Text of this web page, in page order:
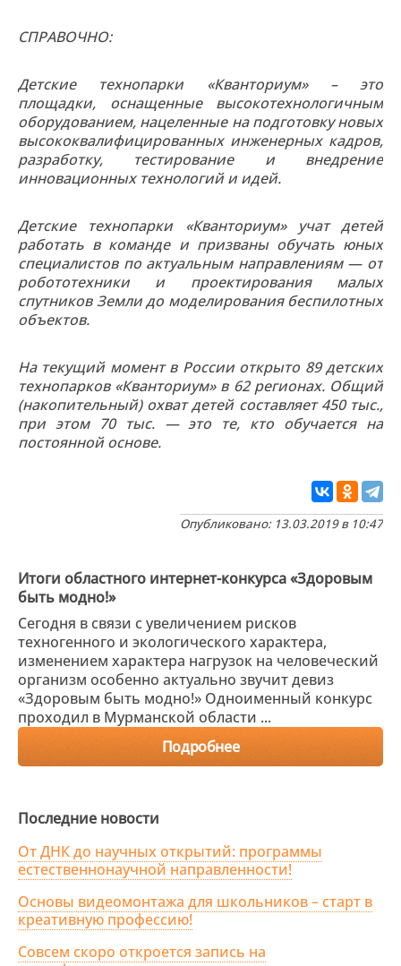
СПРАВОЧНО:
Детские технопарки «Кванториум» – это
площадки, оснащенные высокотехнологичным
оборудованием, нацеленные на подготовку новых
высококвалифицированных инженерных кадров,
разработку, тестирование и внедрение
инновационных технологий и идей.
Детские технопарки «Кванториум» учат детей
работать в команде и призваны обучать юных
специалистов по актуальным направлениям — от
робототехники и проектирования малых
спутников Земли до моделирования беспилотных
объектов.
На текущий момент в России открыто 89 детских
технопарков «Кванториум» в 62 регионах. Общий
(накопительный) охват детей составляет 450 тыс.,
при этом 70 тыс. — это те, кто обучается на
постоянной основе.
Опубликовано: 13.03.2019 в 10:47
Итоги областного интернет-конкурса «Здоровым
быть модно!»
Сегодня в связи с увеличением рисков
техногенного и экологического характера,
изменением характера нагрузок на человеческий
организм особенно актуально звучит девиз
«Здоровым быть модно!» Одноименный конкурс
проходил в Мурманской области ...
Подробнее
Последние новости
От ДНК до научных открытий: программы
естественнонаучной направленности!
Основы видеомонтажа для школьников – старт в
креативную профессию!
Совсем скоро откроется запись на